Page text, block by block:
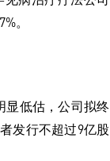
。
显低估，公司拟终
发行不超过9亿股